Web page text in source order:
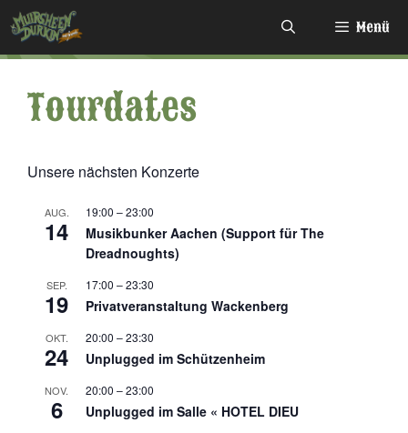
Zum
Inhalt
springen
Menü
Tourdates
Unsere nächsten Konzerte
AUG.
14
19:00 –23:00
Musikbunker Aachen (Support für The
Dreadnoughts)
SEP.
19
17:00 –23:30
Privatveranstaltung Wackenberg
OKT.
24
20:00 –23:30
Unplugged im Schützenheim
NOV.
6
20:00 –23:00
Unplugged im Salle « HOTEL DIEU